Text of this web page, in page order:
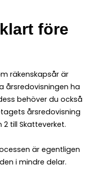
före
räkenskapsår är
årsredovisningen ha
behöver du också
årsredovisning
till Skatteverket.
är egentligen
i mindre delar.